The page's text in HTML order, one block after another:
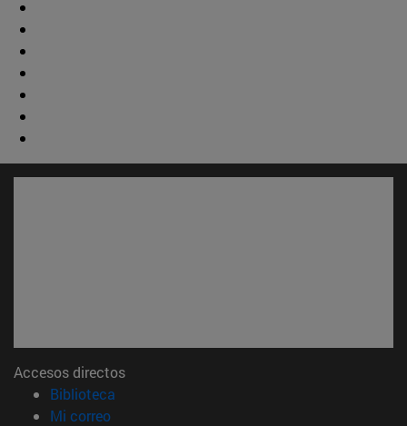
Accesos directos
Biblioteca
Mi correo(abre en nueva ventana)